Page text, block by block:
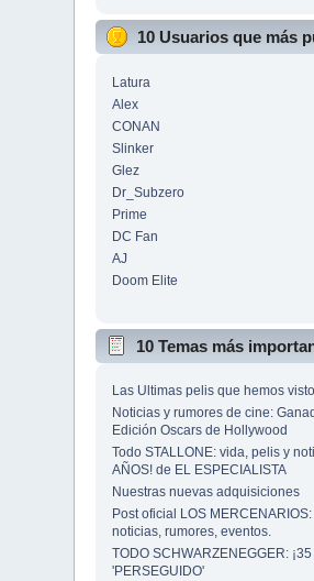
10 Usuarios que más
Latura
Alex
CONAN
Slinker
Glez
Dr_Subzero
Prime
DC Fan
AJ
Doom Elite
10 Temas más
Las Ultimas pelis que hemos
Noticias y rumores de cine:
Edición Oscars de Hollywood
Todo STALLONE: vida, pelis y
AÑOS! de EL ESPECIALISTA
Nuestras nuevas adquisiciones
Post oficial LOS
noticias, rumores, eventos.
TODO SCHWARZENEGGER:
'PERSEGUIDO'